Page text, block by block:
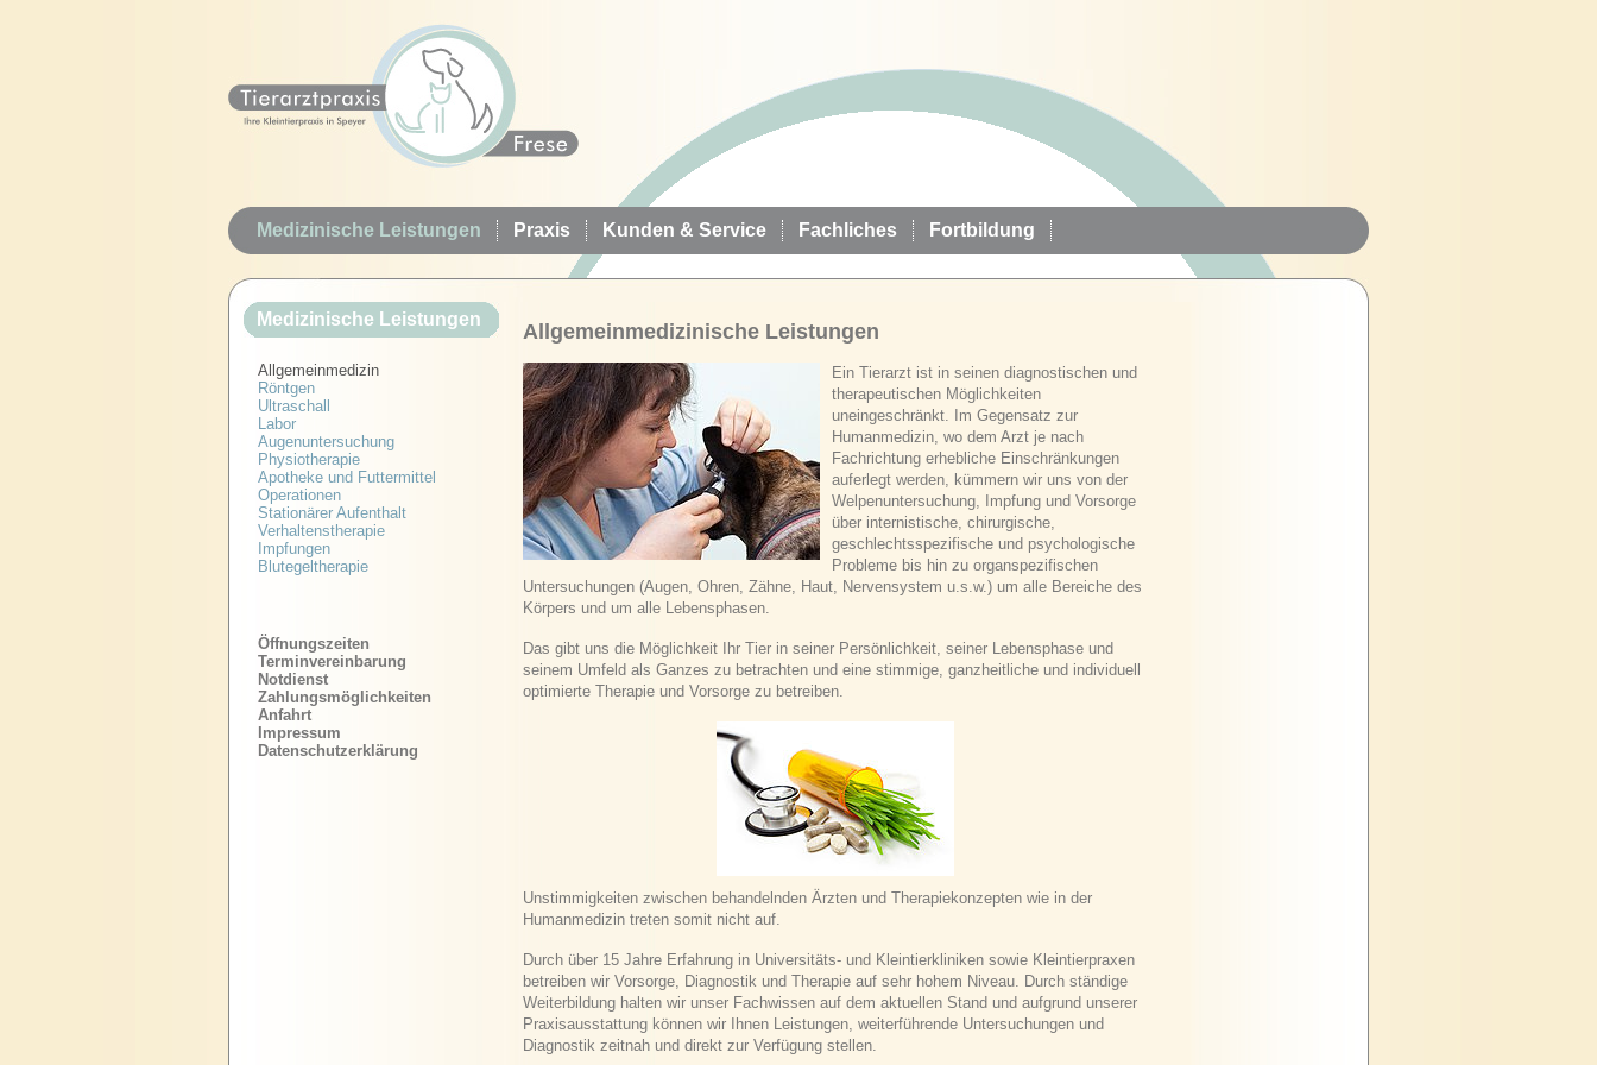
Medizinische Leistungen Praxis Kunden & Service Fachliches Fortbildung
Medizinische Leistungen
Allgemeinmedizin
Röntgen
Ultraschall
Labor
Augenuntersuchung
Physiotherapie
Apotheke und Futtermittel
Operationen
Stationärer Aufenthalt
Verhaltenstherapie
Impfungen
Blutegeltherapie
Öffnungszeiten
Terminvereinbarung
Notdienst
Zahlungsmöglichkeiten
Anfahrt
Impressum
Datenschutzerklärung
Allgemeinmedizinische Leistungen
Ein Tierarzt ist in seinen diagnostischen und
therapeutischen Möglichkeiten
uneingeschränkt. Im Gegensatz zur
Humanmedizin, wo dem Arzt je nach
Fachrichtung erhebliche Einschränkungen
auferlegt werden, kümmern wir uns von der
Welpenuntersuchung, Impfung und Vorsorge
über internistische, chirurgische,
geschlechtsspezifische und psychologische
Probleme bis hin zu organspezifischen
Untersuchungen (Augen, Ohren, Zähne, Haut, Nervensystem u.s.w.) um alle Bereiche des
Körpers und um alle Lebensphasen.
Das gibt uns die Möglichkeit Ihr Tier in seiner Persönlichkeit, seiner Lebensphase und
seinem Umfeld als Ganzes zu betrachten und eine stimmige, ganzheitliche und individuell
optimierte Therapie und Vorsorge zu betreiben.
Unstimmigkeiten zwischen behandelnden Ärzten und Therapiekonzepten wie in der
Humanmedizin treten somit nicht auf.
Durch über 15 Jahre Erfahrung in Universitäts- und Kleintierkliniken sowie Kleintierpraxen
betreiben wir Vorsorge, Diagnostik und Therapie auf sehr hohem Niveau. Durch ständige
Weiterbildung halten wir unser Fachwissen auf dem aktuellen Stand und aufgrund unserer
Praxisausstattung können wir Ihnen Leistungen, weiterführende Untersuchungen und
Diagnostik zeitnah und direkt zur Verfügung stellen.